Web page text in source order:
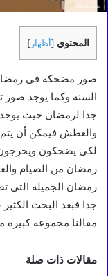
المحتوي [أظهار ]
صور مضحكه فى
السنه وكما يوجد
جدا لرمضان حيث
والعطش فيمكن أن يتم
لكى يضحكون ويخرجون
رمضان من الصيام
رمضان الجميله
جدا فبعد البحث
مقالنا مجموعه
مقالات ذات صلة